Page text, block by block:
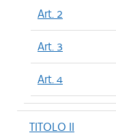
Art. 2
Art. 3
Art. 4
TITOLO II